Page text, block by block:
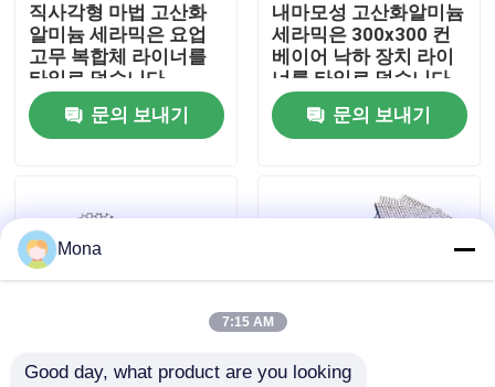
공장 투어
품질 관리
뉴스
알루미나 세라믹 라이너
직사각형 마법 고산화
알미늄 세라믹은 요업
고무 복합체 라이너를
타일로 덮습니다
문의 보내기
내마모성 고산화알미늄
세라믹은 300x300 컨
베이어 낙하 장치 라이
너를 타일로 덮습니다
문의 보내기
Mona
7:15 AM
Good day, what product are you looking